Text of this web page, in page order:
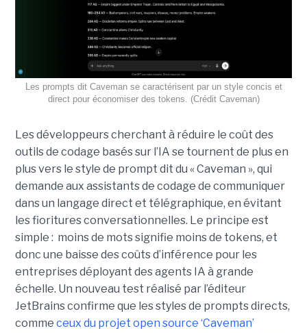
Les prompts dit Caveman se caractérisent par un style concis et
direct pour économiser des tokens. (Crédit Caveman)
Les développeurs cherchant à réduire le coût des
outils de codage basés sur l’IA se tournent de plus en
plus vers le style de prompt dit du « Caveman », qui
demande aux assistants de codage de communiquer
dans un langage direct et télégraphique, en évitant
les fioritures conversationnelles. Le principe est
simple : moins de mots signifie moins de tokens, et
donc une baisse des coûts d’inférence pour les
entreprises déployant des agents IA à grande
échelle. Un nouveau test réalisé par l’éditeur
JetBrains confirme que les styles de prompts directs,
comme ceux du projet open source ‘Caveman’